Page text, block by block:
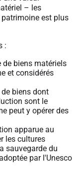
– les
est plus
:
biens matériels
et considérés
biens dont
sont le
peut y opérer des
apparue au
les cultures
sauvegarde du
par l'Unesco